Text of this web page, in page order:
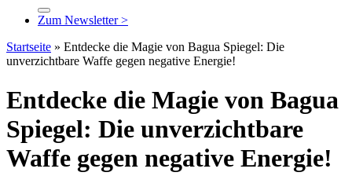
Zum Newsletter >
Startseite » Entdecke die Magie von Bagua Spiegel: Die
unverzichtbare Waffe gegen negative Energie!
Entdecke die Magie von Bagua
Spiegel: Die unverzichtbare
Waffe gegen negative Energie!